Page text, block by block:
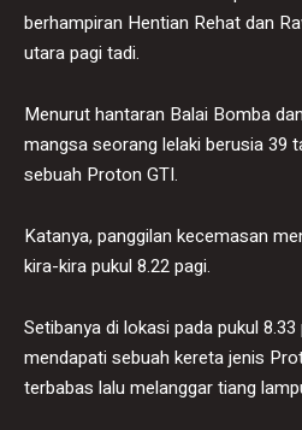
berhampiran Hentian Rehat dan
utara pagi tadi.
Menurut hantaran Balai Bomba
mangsa seorang lelaki berusia 39
sebuah Proton GTI.
Katanya, panggilan kecemasan
kira-kira pukul 8.22 pagi.
Setibanya di lokasi pada pukul
mendapati sebuah kereta jenis
terbabas lalu melanggar tiang